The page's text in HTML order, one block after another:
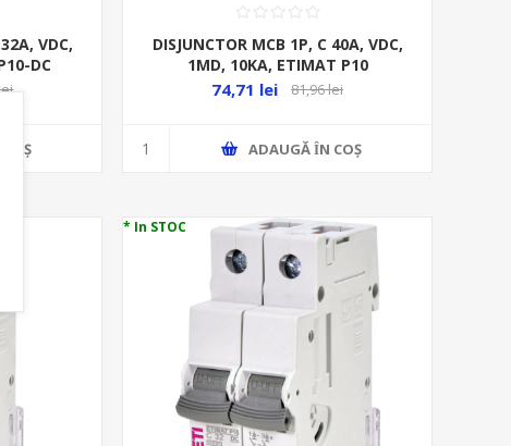
VDC,
DC
DISJUNCTOR MCB 1P, C 40A, VDC,
1MD, 10KA, ETIMAT P10
74,71 lei 81,96 lei
ADAUGĂ ȊN COŞ
* In STOC